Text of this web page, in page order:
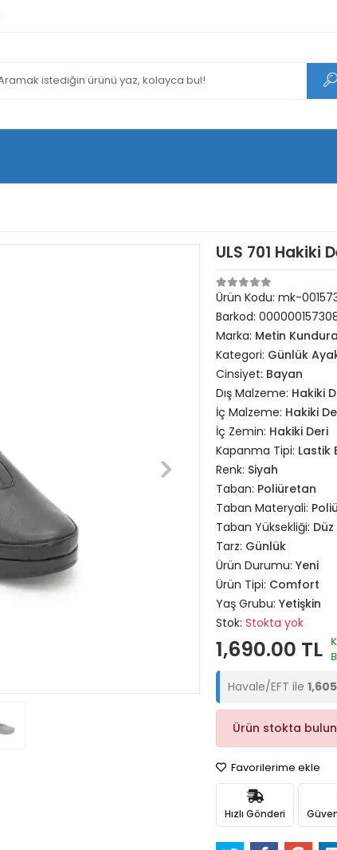
ULS 701 Hakiki
Ürün Kodu: mk-
Barkod:
Marka: Metin Kundura
Kategori: Günlük
Cinsiyet: Bayan
Dış Malzeme: Hakiki
İç Malzeme: Hakiki
İç Zemin: Hakiki Deri
Kapanma Tipi: Lastik
Renk: Siyah
Taban: Poliüretan
Taban Materyali:
Taban Yüksekliği:
Tarz: Günlük
Ürün Durumu: Yeni
Ürün Tipi: Comfort
Yaş Grubu: Yetişkin
Stok: Stokta yok
1,690.00 TL
Havale/EFT ile
Ürün stokta
Favorilerime ekle
Hızlı Gönderi